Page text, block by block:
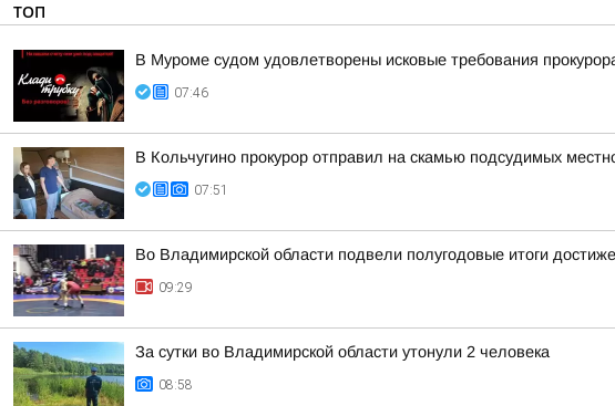
ТОП
В Муроме судом удовлетворены исковые требования
07:46
В Кольчугино прокурор отправил на скамью подсудимых
07:51
Во Владимирской области подвели полугодовые итоги
09:29
За сутки во Владимирской области утонули 2 человека
08:58